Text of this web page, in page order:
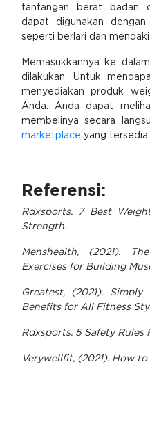
tantangan berat badan
dapat digunakan
seperti berlari dan mendaki.
Memasukkannya ke
dilakukan. Untuk
menyediakan produk
Anda. Anda dapat
membelinya secara
marketplace yang tersedia.
Referensi:
Rdxsports. 7 Best
Strength.
Menshealth, (2021).
Exercises for Building
Greatest, (2021).
Benefits for All Fitness
Rdxsports. 5 Safety Rules
Verywellfit, (2021). How